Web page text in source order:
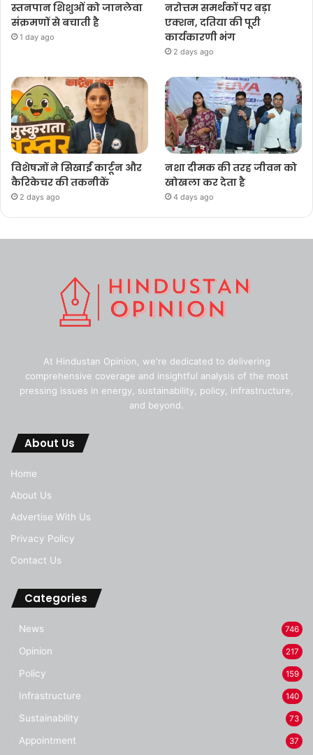
स्तनपान शिशुओं को जानलेवा
संक्रमणों से बचाती है
1 day ago
नरोत्तम समर्थकों पर बड़ा
एक्शन, दतिया की पूरी
कार्यकारणी भंग
2 days ago
विशेषज्ञों ने सिखाईं कार्टून और
कैरिकेचर की तकनीकें
2 days ago
नशा दीमक की तरह जीवन को
खोखला कर देता है
4 days ago
At Hindustan Opinion, we're dedicated to delivering
comprehensive coverage and insightful analysis of the most
pressing issues in energy, sustainability, policy, infrastructure,
and beyond.
About Us
Home
About Us
Advertise With Us
Privacy Policy
Contact Us
Categories
News 746
Opinion 217
Policy 159
Infrastructure 140
Sustainability 73
Appointment 37